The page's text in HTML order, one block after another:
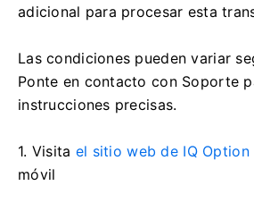
adicional para procesar esta
Las condiciones pueden variar
Ponte en contacto con Soporte
instrucciones precisas.
1. Visita el sitio web de IQ Option
móvil